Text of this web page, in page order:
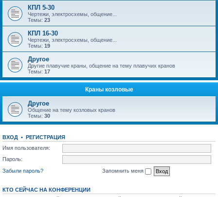
КПЛ 5-30
Чертежи, электросхемы, общение...
Темы: 23
КПЛ 16-30
Чертежи, электросхемы, общение...
Темы: 19
Другое
Другие плавучие краны, общение на тему плавучих кранов
Темы: 17
Краны козловые
Другое
Общение на тему козловых кранов
Темы: 30
ВХОД • РЕГИСТРАЦИЯ
Имя пользователя:
Пароль:
Забыли пароль?
Запомнить меня
КТО СЕЙЧАС НА КОНФЕРЕНЦИИ